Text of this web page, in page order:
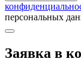
персональных
Заявка в